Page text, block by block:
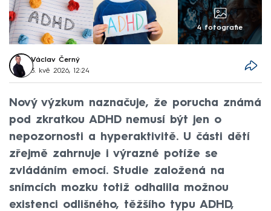
4 fotografie
Václav Černý
3. kvě 2026, 12:24
Nový výzkum naznačuje, že porucha známá
pod zkratkou ADHD nemusí být jen o
nepozornosti a hyperaktivitě. U části dětí
zřejmě zahrnuje i výrazné potíže se
zvládáním emocí. Studie založená na
snímcích mozku totiž odhalila možnou
existenci odlišného, těžšího typu ADHD,